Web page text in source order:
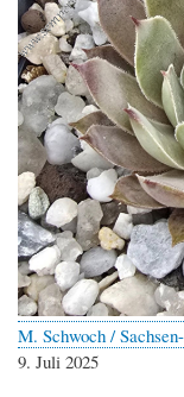
M. Schwoch /
9. Juli 2025